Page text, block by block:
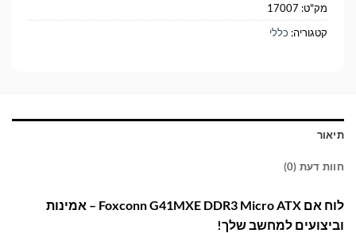
מק"ט: 17007
קטגוריה: כללי
תיאור
חוות דעת (0)
לוח אם Foxconn G41MXE DDR3 Micro ATX – אמינות
וביצועים למחשב שלך!